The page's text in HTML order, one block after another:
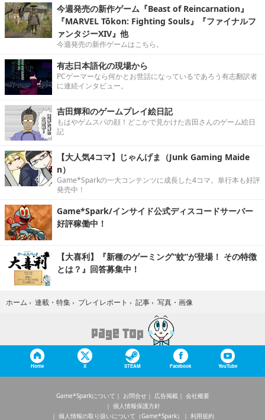
今週発売の新作ゲーム『Beast of Reincarnation』
『MARVEL Tōkon: Fighting Souls』『ファイナルフ
ァンタジーXIV』他
今週発売の新作ゲームはこちら。
有志日本語化の現場から
PCゲーマーなら何かとお世話になっているであろう有志翻訳者
に連続インタビュー。
吉田輝和のゲームプレイ絵日記
もはやゲムスパの顔！どこかで見かけた吉田さんのゲーム絵日
記
【大人気4コマ】じゃんげま（Junk Gaming Maide
n）
Game*Sparkの一大コンテンツに成長した4コマ。単行本も好評
発売中！
Game*Spark/インサイド公式ディスコードサーバー
好評稼働中！
【大喜利】『新種のゲーミング“蚊”が登場！ その特徴
とは？』回答募集中！
ホーム › 連載・特集 › プレイレポート › 記事 › 写真・画像
Home X STEAM Facebook YouTube
Game*Sparkについて お問合せ 広告掲載
会社概要
個人情報保護方針
個人情報の取り扱いについて（Game*Spark）
利用規約